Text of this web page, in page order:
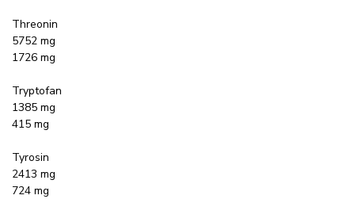
Threonin
5752 mg
1726 mg
Tryptofan
1385 mg
415 mg
Tyrosin
2413 mg
724 mg